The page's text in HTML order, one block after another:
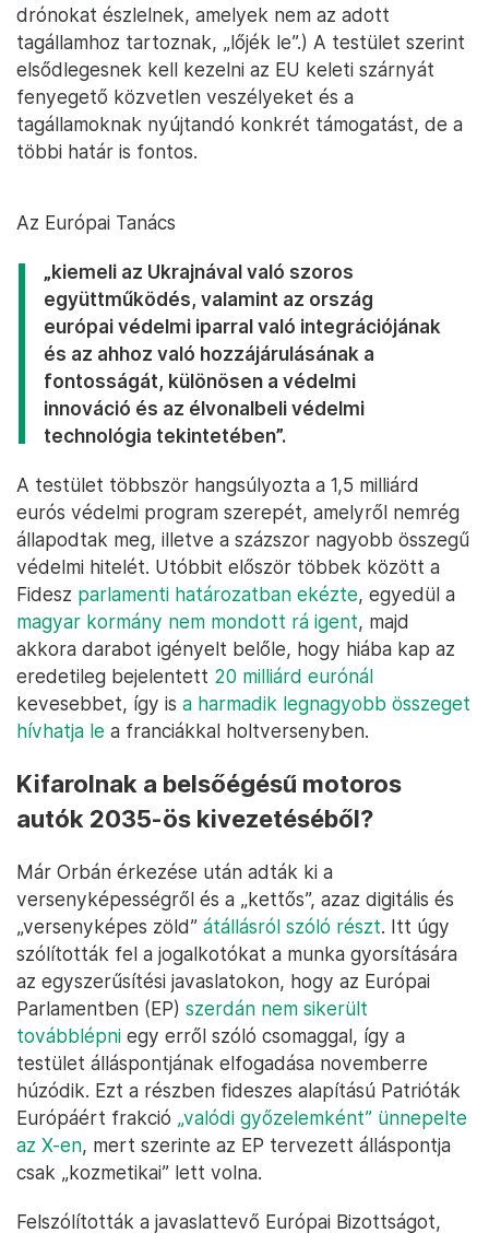
drónokat észlelnek, amelyek nem az adott
tagállamhoz tartoznak, „lőjék le”.) A testület szerint
elsődlegesnek kell kezelni az EU keleti szárnyát
fenyegető közvetlen veszélyeket és a
tagállamoknak nyújtandó konkrét támogatást, de a
többi határ is fontos.
Az Európai Tanács
„kiemeli az Ukrajnával való szoros
együttműködés, valamint az ország
európai védelmi iparral való integrációjának
és az ahhoz való hozzájárulásának a
fontosságát, különösen a védelmi
innováció és az élvonalbeli védelmi
technológia tekintetében”.
A testület többször hangsúlyozta a 1,5 milliárd
eurós védelmi program szerepét, amelyről nemrég
állapodtak meg, illetve a százszor nagyobb összegű
védelmi hitelét. Utóbbit először többek között a
Fidesz parlamenti határozatban ekézte, egyedül a
magyar kormány nem mondott rá igent, majd
akkora darabot igényelt belőle, hogy hiába kap az
eredetileg bejelentett 20 milliárd eurónál
kevesebbet, így is a harmadik legnagyobb összeget
hívhatja le a franciákkal holtversenyben.
Kifarolnak a belsőégésű motoros
autók 2035-ös kivezetéséből?
Már Orbán érkezése után adták ki a
versenyképességről és a „kettős”, azaz digitális és
„versenyképes zöld” átállásról szóló részt. Itt úgy
szólították fel a jogalkotókat a munka gyorsítására
az egyszerűsítési javaslatokon, hogy az Európai
Parlamentben (EP) szerdán nem sikerült
továbblépni egy erről szóló csomaggal, így a
testület álláspontjának elfogadása novemberre
húzódik. Ezt a részben fideszes alapítású Patrióták
Európáért frakció „valódi győzelemként” ünnepelte
az X-en, mert szerinte az EP tervezett álláspontja
csak „kozmetikai” lett volna.
Felszólították a javaslattevő Európai Bizottságot,